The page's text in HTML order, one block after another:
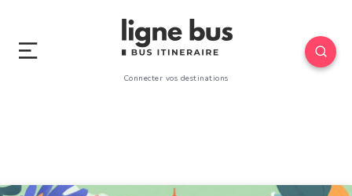
Connecter vos destinations